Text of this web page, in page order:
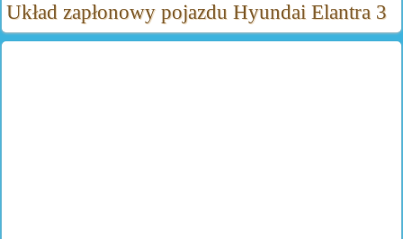
Układ zapłonowy pojazdu Hyundai Elantra 3